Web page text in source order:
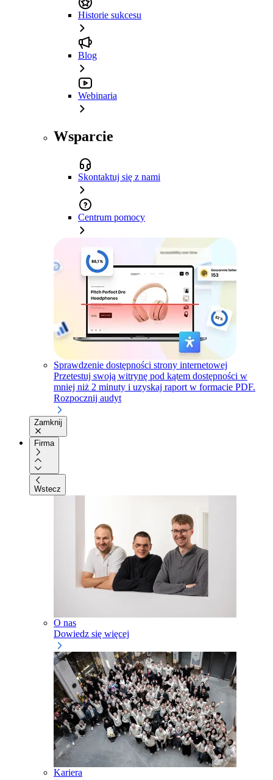
Historie sukcesu
Blog
Webinaria
Wsparcie
Skontaktuj się z nami
Centrum pomocy
Sprawdzenie dostępności strony internetowej
Przetestuj swoją witrynę pod kątem dostępności w
mniej niż 2 minuty i uzyskaj raport w formacie PDF.
Rozpocznij audyt
Zamknij
Firma
Wstecz
O nas
Dowiedz się więcej
Kariera